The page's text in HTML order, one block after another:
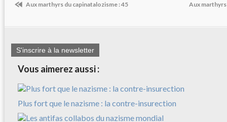
Aux marthyrs du capinatalozisme : 45 Aux
S'inscrire à la newsletter
Vous aimerez aussi :
Plus fort que le nazisme : la contre-insurection